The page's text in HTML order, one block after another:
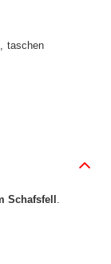
taschen
Schafsfell